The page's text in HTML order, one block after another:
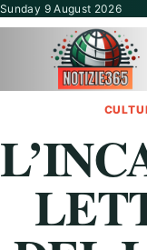
Vai al contenuto
Sunday 9 August 2026